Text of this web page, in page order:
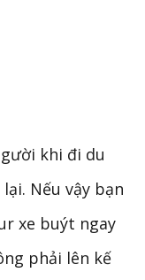
khi đi du
Nếu vậy bạn
xe buýt ngay
phải lên kế